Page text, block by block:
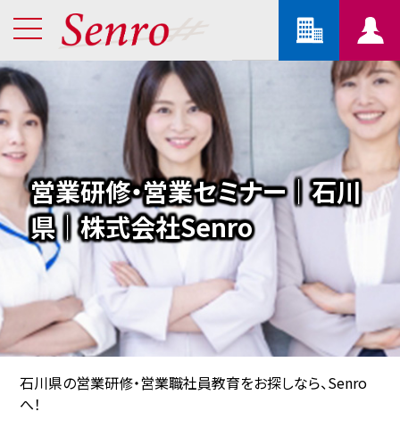
営業研修・営業セミナー｜石川
県｜株式会社Senro
石川県の営業研修・営業職社員教育をお探しなら、Senro
へ！